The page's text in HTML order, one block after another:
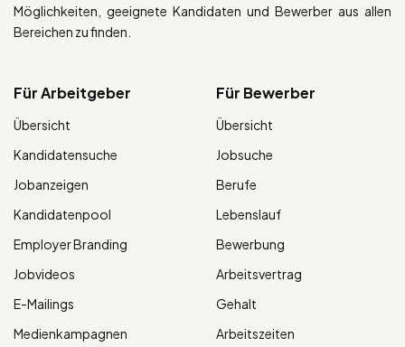
Möglichkeiten, geeignete Kandidaten und Bewerber aus allen
Bereichen zu finden.
Für Arbeitgeber
Übersicht
Kandidatensuche
Jobanzeigen
Kandidatenpool
Employer Branding
Jobvideos
E-Mailings
Medienkampagnen
Für Bewerber
Übersicht
Jobsuche
Berufe
Lebenslauf
Bewerbung
Arbeitsvertrag
Gehalt
Arbeitszeiten